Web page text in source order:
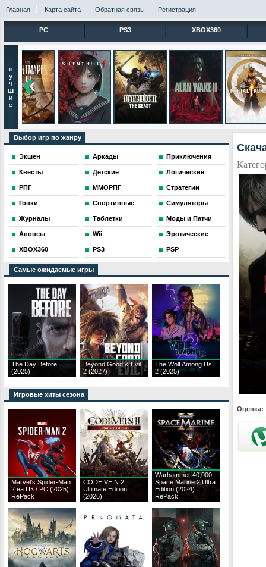
Главная Карта сайта Обратная связь Регистрация
PC PS3 XBOX360
Выбор игр по жанру
Экшен Аркады Приключения
Квесты Детские Логические
РПГ ММОРПГ Стратегии
Гонки Спортивные Симуляторы
Журналы Таблетки Моды и Патчи
Анонсы Wii Эротические
XBOX360 PS3 PSP
Самые ожидаемые игры
The Day Before
(2025)
Beyond Good & Evil
2 (2027)
The Wolf Among Us
2 (2025)
Игровые хиты сезона
Marvel's Spider-Man
2 на ПК / PC (2025)
RePack
CODE VEIN 2
Ultimate Edition
(2026)
Warhammer 40,000:
Space Marine 2 Ultra
Edition (2024)
RePack
Оценка: